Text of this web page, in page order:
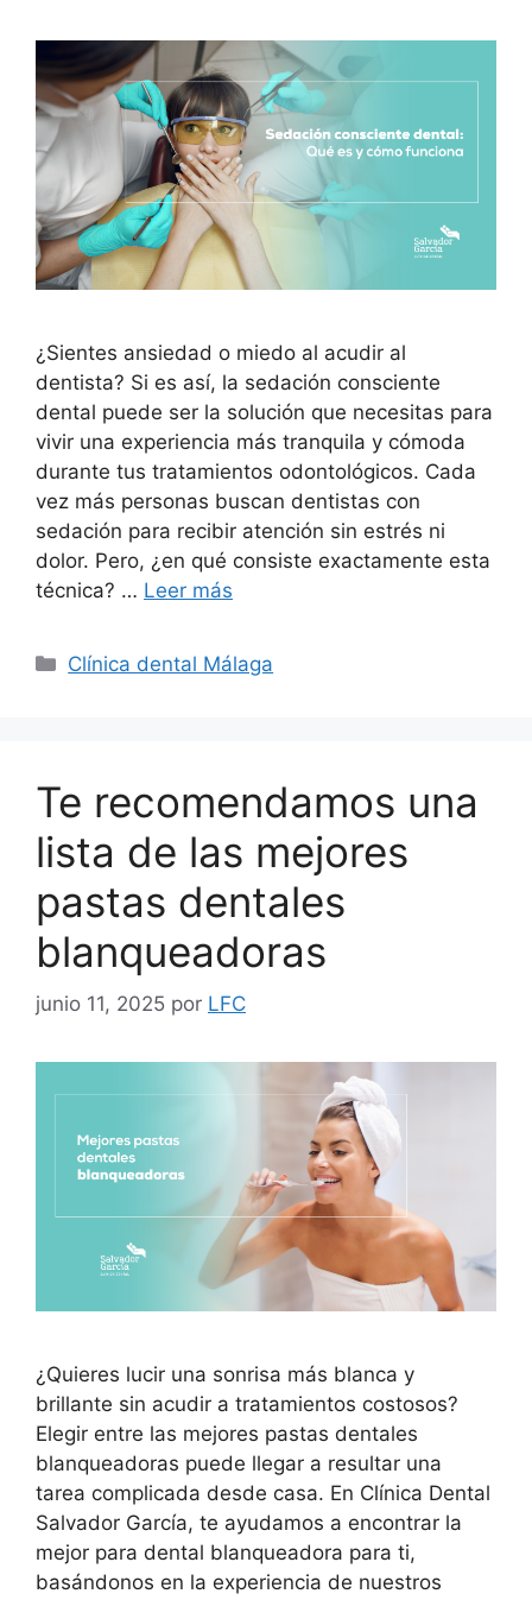
¿Sientes ansiedad o miedo al acudir al
dentista? Si es así, la sedación consciente
dental puede ser la solución que necesitas para
vivir una experiencia más tranquila y cómoda
durante tus tratamientos odontológicos. Cada
vez más personas buscan dentistas con
sedación para recibir atención sin estrés ni
dolor. Pero, ¿en qué consiste exactamente esta
técnica? … Leer más
Clínica dental Málaga
Te recomendamos una
lista de las mejores
pastas dentales
blanqueadoras
junio 11, 2025 por LFC
¿Quieres lucir una sonrisa más blanca y
brillante sin acudir a tratamientos costosos?
Elegir entre las mejores pastas dentales
blanqueadoras puede llegar a resultar una
tarea complicada desde casa. En Clínica Dental
Salvador García, te ayudamos a encontrar la
mejor para dental blanqueadora para ti,
basándonos en la experiencia de nuestros